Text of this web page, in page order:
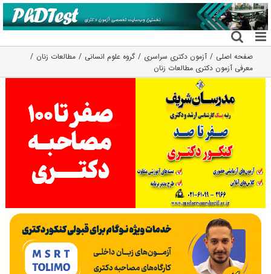
رفتن
به
محتوا
صفحه اصلی آزمون دکتری سراسری گروه علوم انسانی
مطالعات زنان
معرفی آزمون دکتری مطالعات زنان